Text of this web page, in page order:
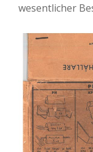
wesentlicher